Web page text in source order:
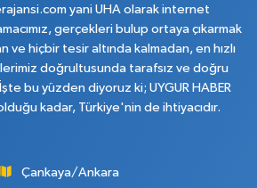
yani UHA olarak internet
gerçekleri bulup ortaya çıkarmak
hiçbir tesir altında kalmadan, en hızlı
doğrultusunda tarafsız ve doğru
İşte bu yüzden diyoruz ki; UYGUR HABER
kadar, Türkiye'nin de ihtiyacıdır.
Çankaya/Ankara